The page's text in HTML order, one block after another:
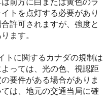
トを点灯する必要があり
許可されますが、強度と
ます。
トに関するカナダの規制は
っては、光の色、視認距
要件がある場合がありま
は、地元の交通当局に確